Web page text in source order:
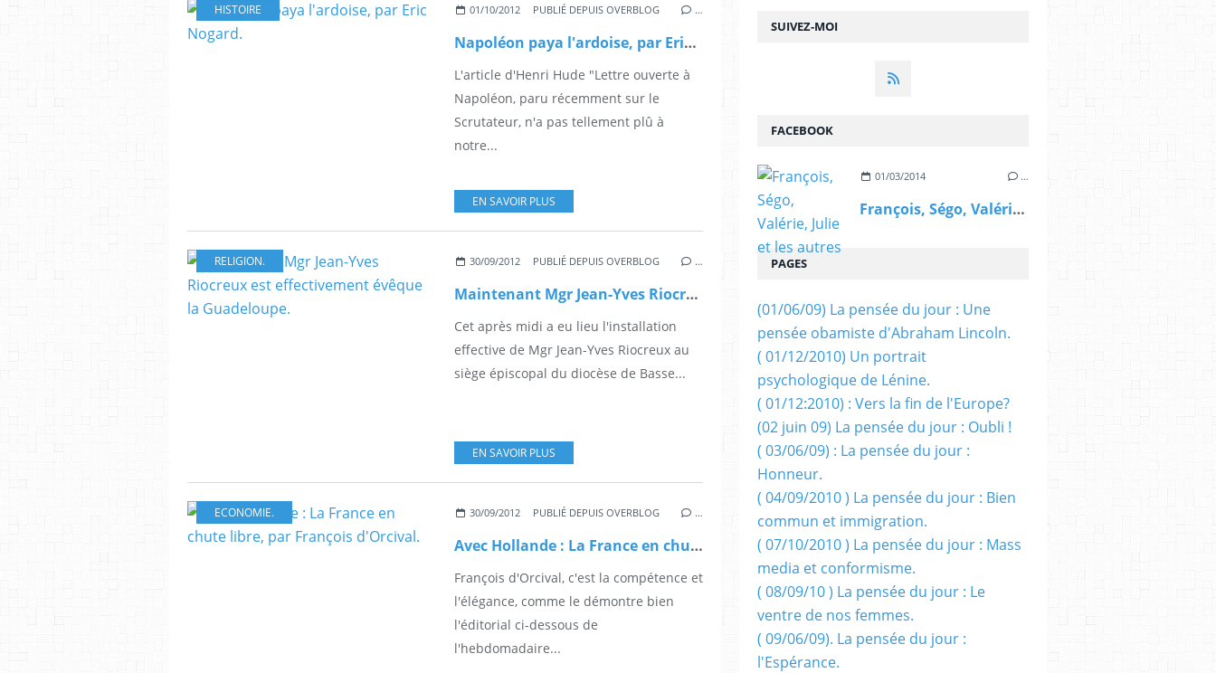
HISTOIRE 01/10/2012 PUBLIÉ DEPUIS OVERBLOG …
Napoléon paya l'ardoise, par Eric Nogard.
L'article d'Henri Hude "Lettre ouverte à
Napoléon, paru récemment sur le
Scrutateur, n'a pas tellement plû à
notre...
EN SAVOIR PLUS
RELIGION. 30/09/2012 PUBLIÉ DEPUIS OVERBLOG …
Maintenant Mgr Jean-Yves Riocreux est effectivement évêque la Guadeloupe.
Cet après midi a eu lieu l'installation
effective de Mgr Jean-Yves Riocreux au
siège épiscopal du diocèse de Basse...
EN SAVOIR PLUS
ECONOMIE. 30/09/2012 PUBLIÉ DEPUIS OVERBLOG …
Avec Hollande : La France en chute libre, par François d'Orcival.
François d'Orcival, c'est la compétence et
l'élégance, comme le démontre bien
l'éditorial ci-dessous de
l'hebdomadaire...
SUIVEZ-MOI
FACEBOOK
01/03/2014 …
François, Ségo, Valérie, Julie et les autres
PAGES
(01/06/09) La pensée du jour : Une
pensée obamiste d'Abraham Lincoln.
( 01/12/2010) Un portrait
psychologique de Lénine.
( 01/12:2010) : Vers la fin de l'Europe?
(02 juin 09) La pensée du jour : Oubli !
( 03/06/09) : La pensée du jour :
Honneur.
( 04/09/2010 ) La pensée du jour : Bien
commun et immigration.
( 07/10/2010 ) La pensée du jour : Mass
media et conformisme.
( 08/09/10 ) La pensée du jour : Le
ventre de nos femmes.
( 09/06/09). La pensée du jour :
l'Espérance.